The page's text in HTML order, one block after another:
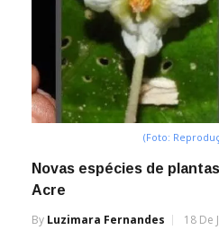
(Foto:
Novas espécies de
Acre
By Luzimara Fernandes 18 De